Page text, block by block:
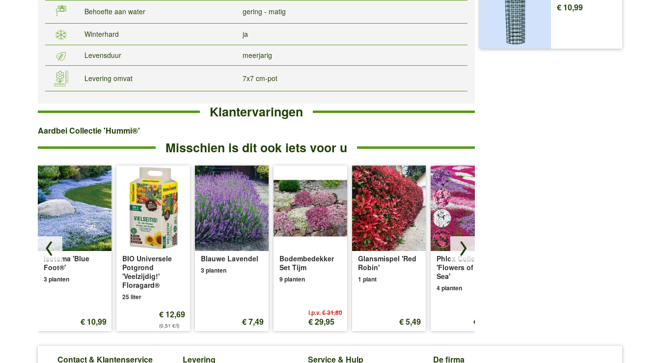
Behoefte aan water gering - matig
Winterhard ja
Levensduur meerjarig
Levering omvat 7x7 cm-pot
Klantervaringen
Aardbei
Aardbei Collectie 'Hummi®'
Misschien is dit ook iets voor u
Isotoma 'Blue
Foot®'
3 planten
€ 10,99
BIO Universele
Potgrond
'Veelzijdig!'
Floragard®
25 liter
€ 12,69
(0,51 €/l)
Blauwe Lavendel
3 planten
€ 7,49
Bodembedekker
Set Tijm
9 planten
i.p.v.€ 31,80
€ 29,95
Glansmispel 'Red
Robin'
1 plant
€ 5,49
Phlox Collectie
'Flowers of the
Sea'
4 planten
€ 13,25
€ 10,99
Contact & Klantenservice Levering Service & Hulp De firma